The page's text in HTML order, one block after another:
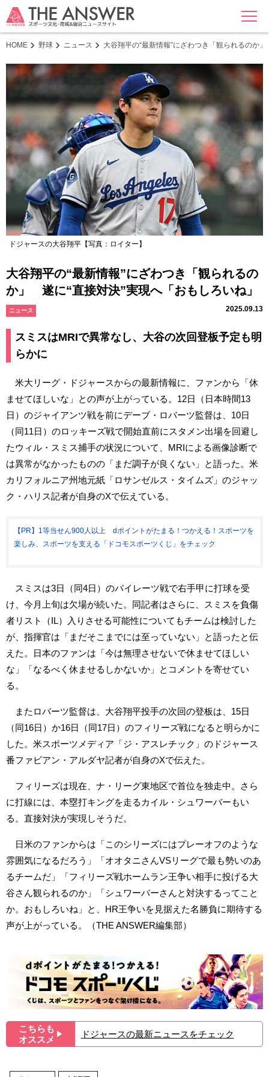
MENU
HOME 野球 ニュース 大谷翔平の“最新情報”にざわつき「観られるのか
ドジャースの大谷翔平【写真：ロイター】
大谷翔平の“最新情報”にざわつき「観られるの
か」 遂に“直接対決”実現へ「おもしろいね」
ニュース 2025.09.13
スミスはMRIで異常なし、大谷の次回登板予定も明
らかに
米大リーグ・ドジャースからの最新情報に、ファンから「休
ませてほしいな」との声が上がっている。12日（日本時間13
日）のジャイアンツ戦を前にデーブ・ロバーツ監督は、10日
（同11日）のロッキーズ戦で開始直前にスタメン出場を回避し
たウィル・スミス捕手の状況について、MRIによる画像診断で
は異常がなかったものの「まだ調子が良くない」と語った。米
カリフォルニア州地元紙「ロサンゼルス・タイムズ」のジャッ
ク・ハリス記者が自身のXで伝えている。
【PR】1等当せん900人以上 dポイントがたまる！つかえる！スポーツを
楽しみ、スポーツを支える「ドコモスポーツくじ」をチェック
スミスは3日（同4日）のパイレーツ戦で右手甲に打球を受
け、今月上旬は欠場が続いた。同記者はさらに、スミスを負傷
者リスト（IL）入りさせる可能性についてもチームは検討した
が、指揮官は「まだそこまでには至っていない」と語ったと伝
えた。日本のファンは「今は無理させないで休ませてほしい
な」「なるべく休ませるしかないか」とコメントを寄せてい
る。
またロバーツ監督は、大谷翔平投手の次回の登板は、15日
（同16日）か16日（同17日）のフィリーズ戦になると明らかに
した。米スポーツメディア「ジ・アスレチック」のドジャース
番ファビアン・アルダヤ記者が自身のXで伝えた。
フィリーズは現在、ナ・リーグ東地区で首位を独走中。さら
に打線には、本塁打キングを走るカイル・シュワーバーもい
る。直接対決が実現しそうだ。
日米のファンからは「このシリーズにはプレーオフのような
雰囲気になるだろう」「オオタニさんVSリーグで最も勢いのあ
るチームだ」「フィリーズ戦ホームラン王争い相手に投げる大
谷さん観られるのか」「シュワーバーさんと対決するってこと
か。おもしろいね」と、HR王争いを見据えた名勝負に期待する
声が上がっている。（THE ANSWER編集部）
こちらも
オススメ ▶︎ ドジャースの最新ニュースをチェック